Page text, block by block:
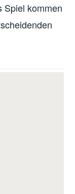
Spiel kommen